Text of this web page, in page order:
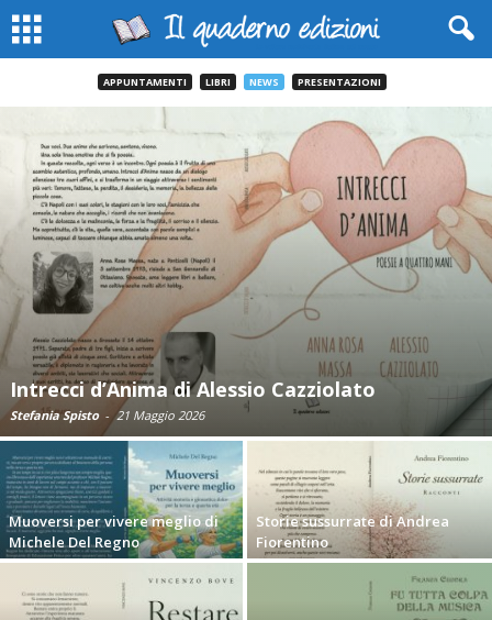
APPUNTAMENTI LIBRI NEWS PRESENTAZIONI
Intrecci d’Anima di Alessio Cazziolato
Stefania Spisto - 21 Maggio 2026
Muoversi per vivere meglio di
Michele Del Regno
Storie sussurrate di Andrea
Fiorentino